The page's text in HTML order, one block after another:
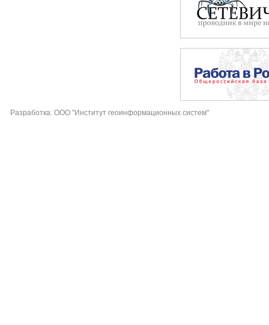
Разработка: ООО "Институт геоинформационных систем"